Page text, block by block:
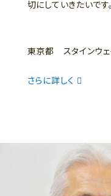
切にしていきたいです。
東京都 スタインウェ
さらに詳しく